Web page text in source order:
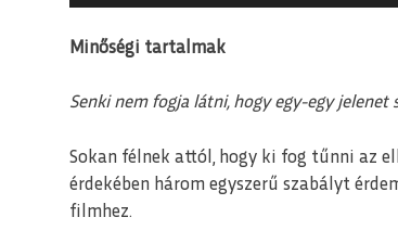
Minőségi tartalmak
Senki nem fogja látni, hogy egy-egy jelenet
Sokan félnek attól, hogy ki fog tűnni az
érdekében három egyszerű szabályt
filmhez.